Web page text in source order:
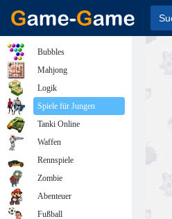
Bubbles
Mahjong
Logik
Spiele für Jungen
Tanki Online
Waffen
Rennspiele
Zombie
Abenteuer
Fußball